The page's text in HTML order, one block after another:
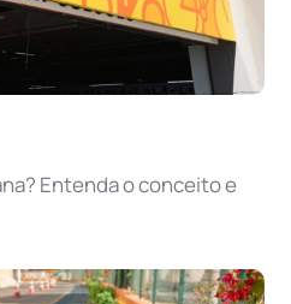
Entenda o conceito e